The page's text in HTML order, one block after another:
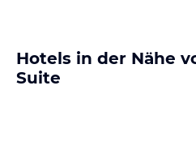
Hotels in der Nähe
Suite